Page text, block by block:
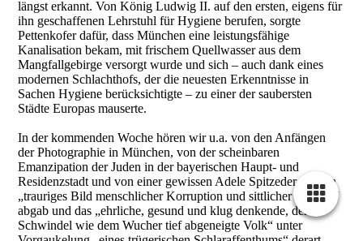
längst erkannt. Von König Ludwig II. auf den ersten, eigens für
ihn geschaffenen Lehrstuhl für Hygiene berufen, sorgte
Pettenkofer dafür, dass München eine leistungsfähige
Kanalisation bekam, mit frischem Quellwasser aus dem
Mangfallgebirge versorgt wurde und sich – auch dank eines
modernen Schlachthofs, der die neuesten Erkenntnisse in
Sachen Hygiene berücksichtigte – zu einer der saubersten
Städte Europas mauserte.
In der kommenden Woche hören wir u.a. von den Anfängen
der Photographie in München, von der scheinbaren
Emanzipation der Juden in der bayerischen Haupt- und
Residenzstadt und von einer gewissen Adele Spitzeder, die ein
„trauriges Bild menschlicher Korruption und sittlicher Fäulniß“
abgab und das „ehrliche, gesund und klug denkende, dem
Schwindel wie dem Wucher tief abgeneigte Volk“ unter